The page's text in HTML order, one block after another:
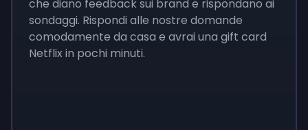
che diano feedback sui brand e rispondano ai
sondaggi. Rispondi alle nostre domande
comodamente da casa e avrai una gift card
Netflix in pochi minuti.